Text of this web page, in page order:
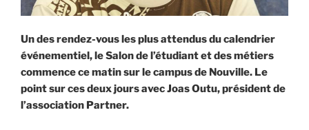
Un des rendez-vous les plus attendus du calendrier
événementiel, le Salon de l’étudiant et des métiers
commence ce matin sur le campus de Nouville. Le
point sur ces deux jours avec Joas Outu, président de
l’association Partner.